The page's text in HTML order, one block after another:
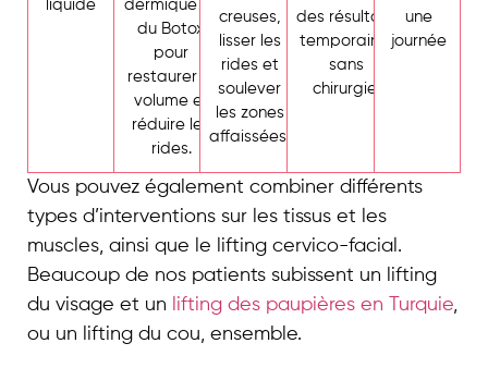
liquide
dermique et
du Botox
pour
restaurer le
volume et
réduire les
rides.
creuses,
lisser les
rides et
soulever
les zones
affaissées.
des résultats
temporaires
sans
chirurgie.
une
journée
Vous pouvez également combiner différents
types d’interventions sur les tissus et les
muscles, ainsi que le lifting cervico-facial.
Beaucoup de nos patients subissent un lifting
du visage et un
lifting des paupières en Turquie
ou un lifting du cou, ensemble.